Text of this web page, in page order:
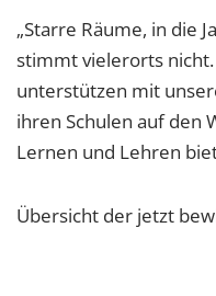
„Starre Räume, in die
stimmt vielerorts
unterstützen mit
ihren Schulen auf den
Lernen und Lehren
Übersicht der jetzt